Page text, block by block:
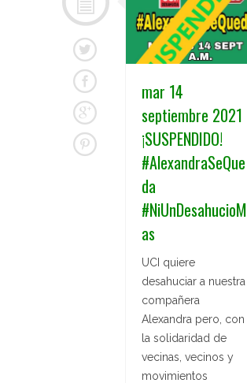
mar 14
septiembre 2021
¡SUSPENDIDO!
#AlexandraSeQue
da
#NiUnDesahucioM
as
UCI quiere
desahuciar a nuestra
compañera
Alexandra pero, con
la solidaridad de
vecinas, vecinos y
movimientos